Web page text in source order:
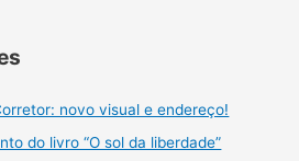
novo visual e endereço!
do livro “O sol da liberdade”